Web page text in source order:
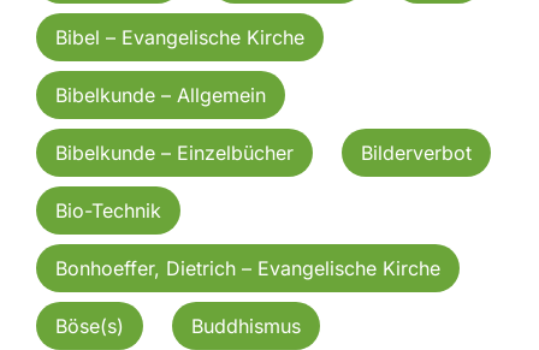
Bibel – Evangelische Kirche
Bibelkunde – Allgemein
Bibelkunde – Einzelbücher Bilderverbot
Bio-Technik
Bonhoeffer, Dietrich – Evangelische Kirche
Böse(s) Buddhismus